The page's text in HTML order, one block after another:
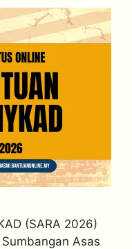
(SARA 2026)
Asas